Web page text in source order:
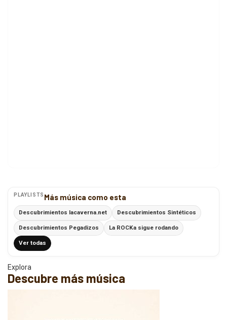
PLAYLISTS Más música como esta
Descubrimientos lacaverna.net Descubrimientos Sintéticos
Descubrimientos Pegadizos La ROCKa sigue rodando
Ver todas
Explora
Descubre más música